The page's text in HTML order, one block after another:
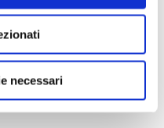
necessari